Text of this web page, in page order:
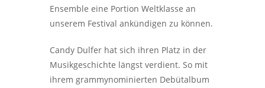
Ensemble eine Portion Weltklasse an
unserem Festival ankündigen zu können.
Candy Dulfer hat sich ihren Platz in der
Musikgeschichte längst verdient. So mit
ihrem grammynominierten Debütalbum